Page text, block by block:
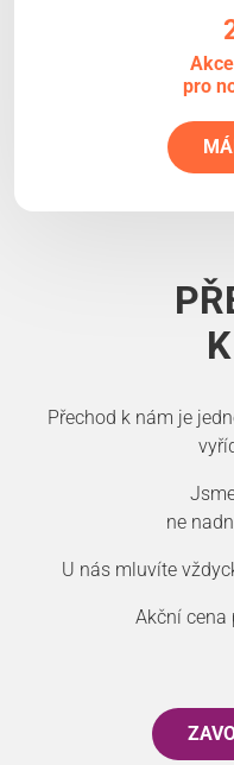
pro
Přechod k nám je
ne
U nás mluvíte
Akční cena